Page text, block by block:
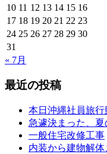
シ
ョ
ン
10 11 12 13 14 15 16
17 18 19 20 21 22 23
24 25 26 27 28 29 30
31
« 7月
最近の投稿
本日沖縄社員旅
急遽決まった、
一般住宅改修工事
内装から建物解